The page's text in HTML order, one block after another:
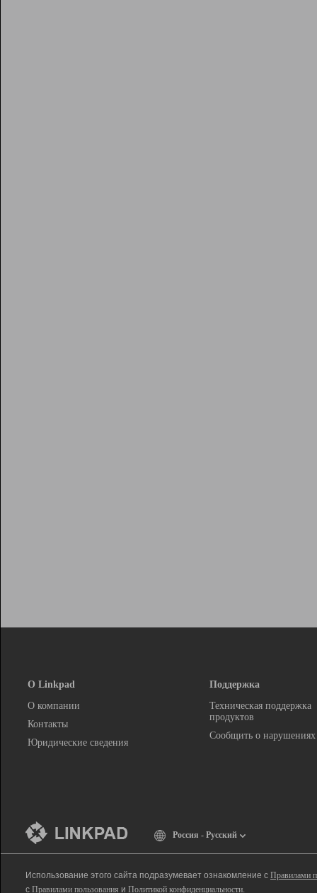
О Linkpad
О компании
Контакты
Юридические сведения
Поддержка
Техническая поддержка
продуктов
Сообщить о нарушениях
Россия - Русский
Использование этого сайта подразумевает ознакомление с Правилами
с Правилами пользования и Политикой конфиденциальности.